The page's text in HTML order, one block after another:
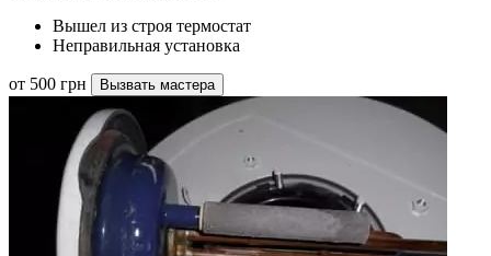
Вышел из строя термостат
Неправильная установка
от 500 грн Вызвать мастера